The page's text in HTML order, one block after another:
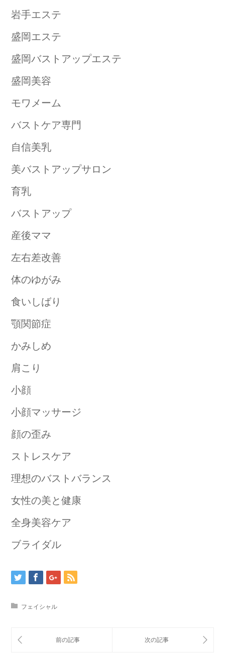
岩手エステ
盛岡エステ
盛岡バストアップエステ
盛岡美容
モワメーム
バストケア専門
自信美乳
美バストアップサロン
育乳
バストアップ
産後ママ
左右差改善
体のゆがみ
食いしばり
顎関節症
かみしめ
肩こり
小顔
小顔マッサージ
顔の歪み
ストレスケア
理想のバストバランス
女性の美と健康
全身美容ケア
ブライダル
フェイシャル